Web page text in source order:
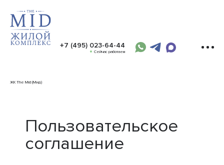
ЖК The Mid (Мид)
+7 (495) 023-64-44
Сейчас работаем
Пользовательское
соглашение